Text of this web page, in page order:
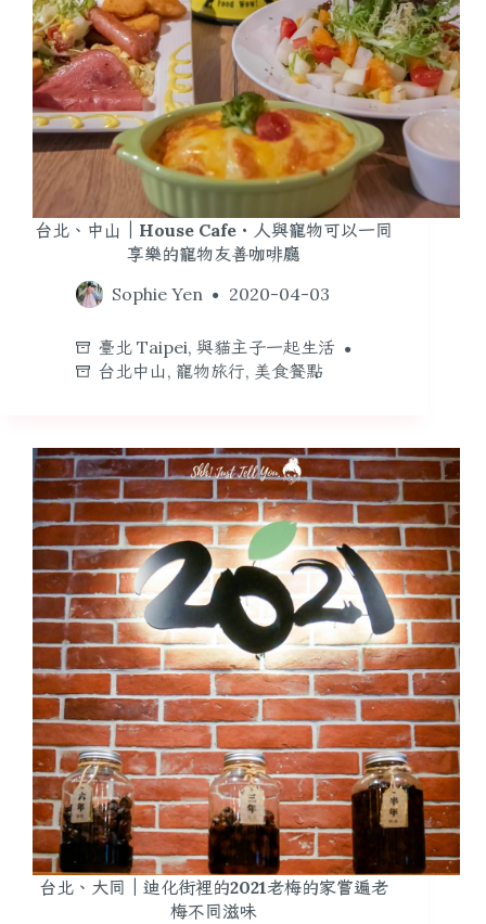
台北、中山｜House Cafe・人與寵物可以一同
享樂的寵物友善咖啡廳
Sophie Yen
2020-04-03
臺北 Taipei, 與貓主子一起生活
台北中山 , 寵物旅行, 美食餐點
台北、大同｜迪化街裡的2021老梅的家嘗遍老
梅不同滋味